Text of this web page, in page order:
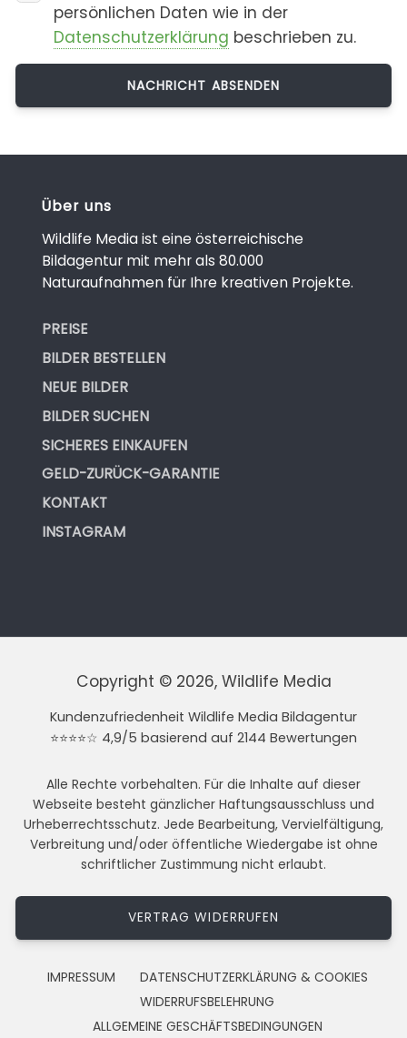
persönlichen Daten wie in der
Datenschutzerklärung beschrieben zu.
Über uns
Wildlife Media ist eine österreichische
Bildagentur mit mehr als 80.000
Naturaufnahmen für Ihre kreativen Projekte.
PREISE
BILDER BESTELLEN
NEUE BILDER
BILDER SUCHEN
SICHERES EINKAUFEN
GELD-ZURÜCK-GARANTIE
KONTAKT
INSTAGRAM
Copyright © 2026, Wildlife Media
Kundenzufriedenheit Wildlife Media Bildagentur
⭐⭐⭐⭐☆ 4,9/5 basierend auf 2144 Bewertungen
Alle Rechte vorbehalten. Für die Inhalte auf dieser
Webseite besteht gänzlicher Haftungsausschluss und
Urheberrechtsschutz. Jede Bearbeitung, Vervielfältigung,
Verbreitung und/oder öffentliche Wiedergabe ist ohne
schriftlicher Zustimmung nicht erlaubt.
VERTRAG WIDERRUFEN
IMPRESSUM
DATENSCHUTZERKLÄRUNG & COOKIES
WIDERRUFSBELEHRUNG
ALLGEMEINE GESCHÄFTSBEDINGUNGEN